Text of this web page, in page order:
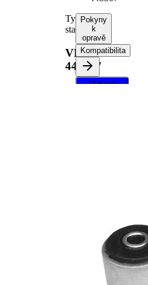
Tyč/vzpěra,
stabilizátor
VKDS
448507
Pokyny
k
opravě
Kompatibilita
Vyberte